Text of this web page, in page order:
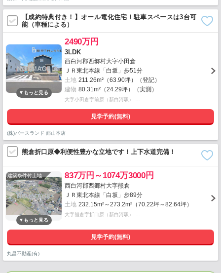
【成約特典付き！】オール電化住宅！駐車スペースは3台可
能（車種による）
2490万円
3LDK
西白河郡西郷村大字小田倉
ＪＲ東北本線「白坂」歩51分
土地 211.26m²（63.90坪）（登記）
建物 80.31m²（24.29坪）（実測）
大字小田倉字前原（新白河駅） …
見学予約(無料)
(株)バースランド 郡山本店
熊倉折口原◆利便性豊かな立地です！上下水道完備！
建築条件付土地 837万円～1074万3000円
西白河郡西郷村大字熊倉
ＪＲ東北本線「白坂」歩89分
土地 232.15m²～273.2m²（70.22坪～82.64坪）
大字熊倉字折口原（新白河駅） …
見学予約(無料)
丸昌不動産(有)